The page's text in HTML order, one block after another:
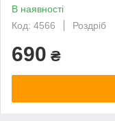
В наявності
Код: 4566
Роздріб
690 ₴